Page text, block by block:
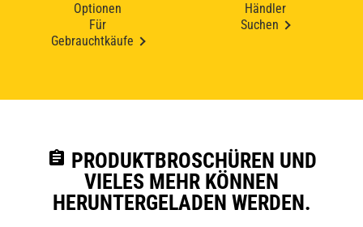
Optionen
Für
Gebrauchtkäufe
Händler
Suchen
assignment PRODUKTBROSCHÜREN UND
VIELES MEHR KÖNNEN
HERUNTERGELADEN WERDEN.